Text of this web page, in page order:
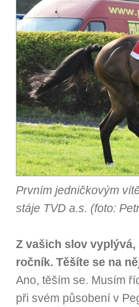
Prvním jedničkovým
stáje TVD a.s. (foto:
Z vašich slov
ročník. Těšíte se na
Ano, těším se. Musím
při svém působení v